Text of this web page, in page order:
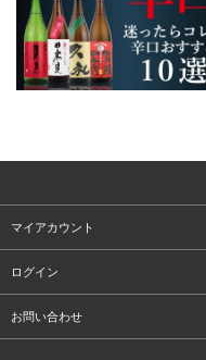
マイアカウント
ログイン
お問い合わせ